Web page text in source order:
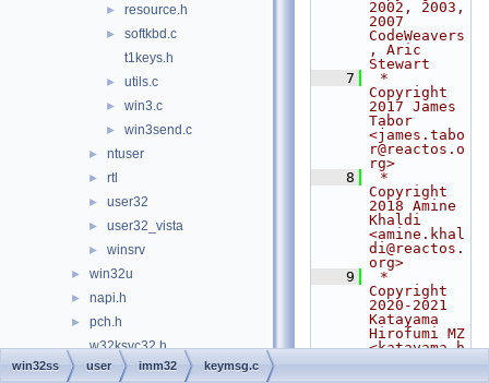
► resource.h
►
softkbd.c
t1keys.h
► utils.c
► win3.c
► win3send.c
► ntuser
► rtl
► user32
► user32_vista
► winsrv
► win32u
► napi.h
►
pch.h
w32ksvc32.h
w32ksvc64.h
2002, 2003,
2007
CodeWeavers
, Aric
Stewart
    7
*
Copyright
2017 James
Tabor
<james.tabo
r@reactos.o
rg>
    8
*
Copyright
2018 Amine
Khaldi
<amine.khal
di@reactos.
org>
    9
*
Copyright
2020-2021
Katayama
Hirofumi MZ
<katayama.h
win32ss user imm32 keymsg.c